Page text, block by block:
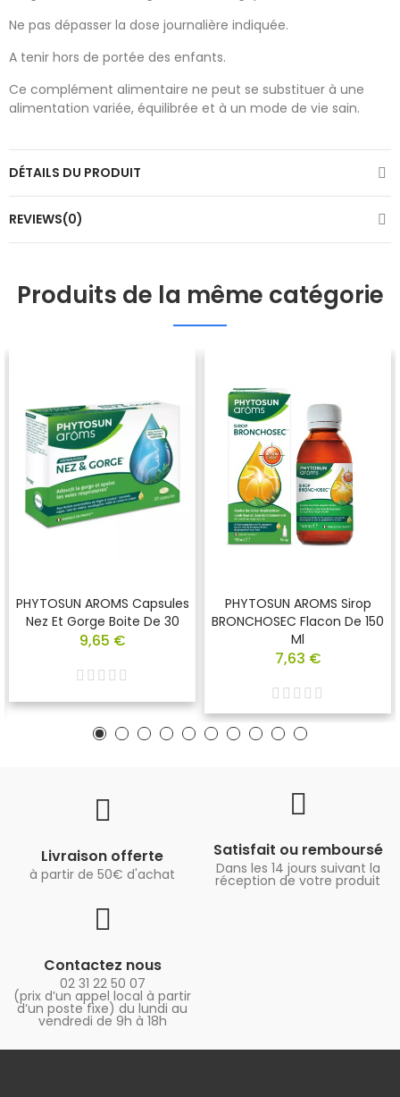
Ne pas dépasser la dose journalière indiquée.
A tenir hors de portée des enfants.
Ce complément alimentaire ne peut se substituer à une
alimentation variée, équilibrée et à un mode de vie sain.
DÉTAILS DU PRODUIT
REVIEWS(0)
Produits de la même catégorie
PHYTOSUN AROMS Capsules
Nez Et Gorge Boite De 30
9,65 €
PHYTOSUN AROMS Sirop
BRONCHOSEC Flacon De 150
Ml
7,63 €
Livraison offerte
à partir de 50€ d'achat
Satisfait ou remboursé
Dans les 14 jours suivant la
réception de votre produit
Contactez nous
02 31 22 50 07
(prix d’un appel local à partir
d’un poste fixe) du lundi au
vendredi de 9h à 18h